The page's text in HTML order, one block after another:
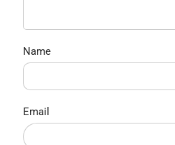
Name
Email